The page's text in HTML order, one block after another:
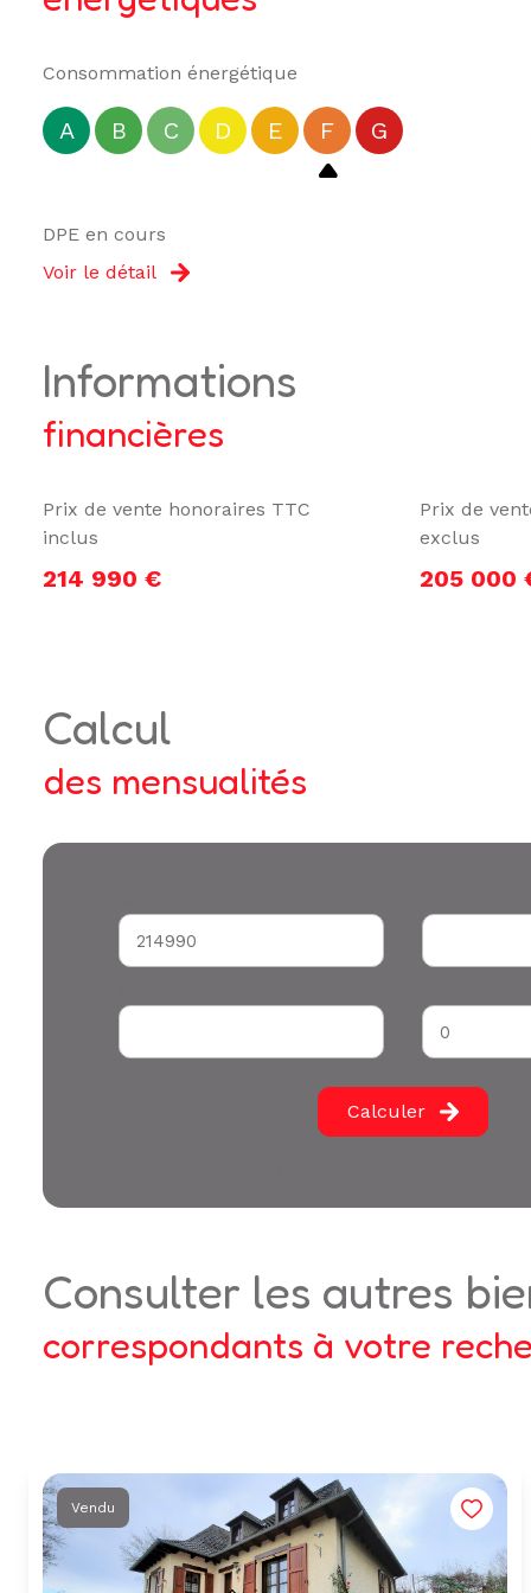
Consommation énergétique
A B C D E F G
DPE en cours
Voir le détail
informations
financières
Prix de vente honoraires TTC
inclus
214 990 €
Prix de
exclus
205 000
calcul
des mensualités
Calculer
consulter les autres
correspondants à votre
Vendu